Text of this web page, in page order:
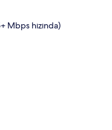
Mbps hızında)